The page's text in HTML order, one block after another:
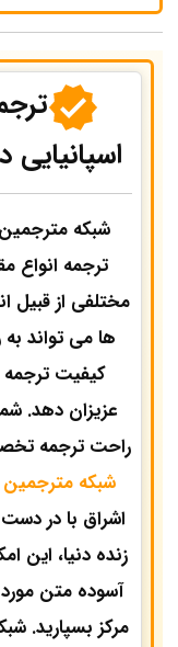
شبکه مترجمین
ترجمه انواع
مختلفی از قبیل
ها می تواند
کیفیت ترجمه
عزیزان دهد.
راحت ترجمه
شبکه مترجمین
اشراق با در
زنده دنیا، این
آسوده متن
مرکز بسپارید.